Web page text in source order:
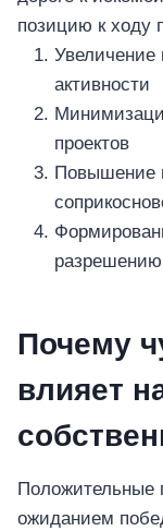
позицию к ходу
Увеличение
активности
проектов
Повышение
Почему
влияет
Положительные
ожиданием